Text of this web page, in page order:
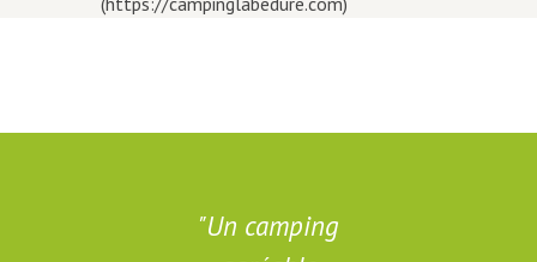
Un camping